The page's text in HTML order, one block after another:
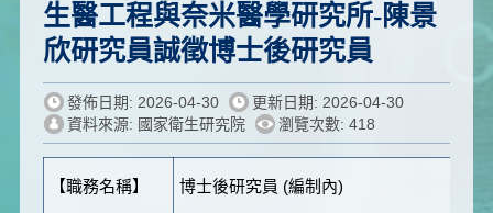
生醫工程與奈米醫學研究所-陳景
欣研究員誠徵博士後研究員
發佈日期: 2026-04-30
更新日期: 2026-04-30
資料來源: 國家衛生研究院
瀏覽次數: 418
【職務名稱】 博士後研究員 (編制內)